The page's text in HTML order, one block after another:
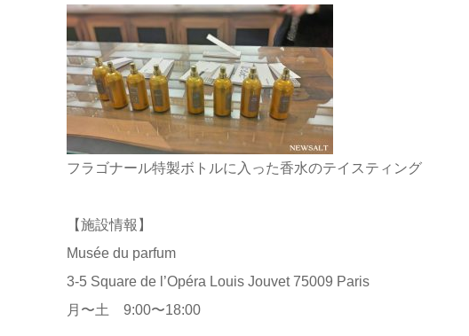
フラゴナール特製ボトルに入った香水のテイスティング
【施設情報】
Musée du parfum
3-5 Square de l’Opéra Louis Jouvet 75009 Paris
月〜土 9:00〜18:00